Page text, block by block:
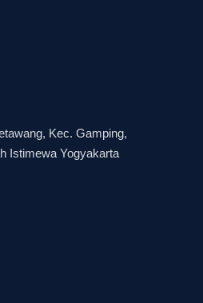
antara merek-merek yang
salah satu merek yang
yang digunakan dalam
bahan bakar yang baik,
yang populer di pasar.
juga merupakan merek
Mitsubishi menawarkan
dan ramah lingkungan,
sebagai pemimpin
Kec. Gamping,
Istimewa Yogyakarta